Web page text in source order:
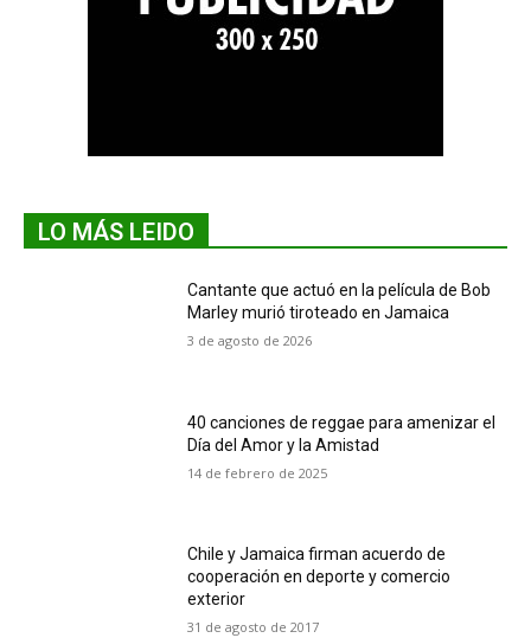
LO MÁS LEIDO
Cantante que actuó en la película de Bob
Marley murió tiroteado en Jamaica
3 de agosto de 2026
40 canciones de reggae para amenizar el
Día del Amor y la Amistad
14 de febrero de 2025
Chile y Jamaica firman acuerdo de
cooperación en deporte y comercio
exterior
31 de agosto de 2017